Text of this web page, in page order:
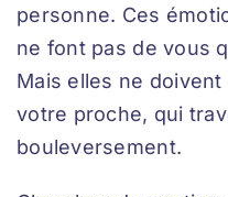
personne. Ces
ne font pas de vous
Mais elles ne
votre proche, qui
bouleversement.